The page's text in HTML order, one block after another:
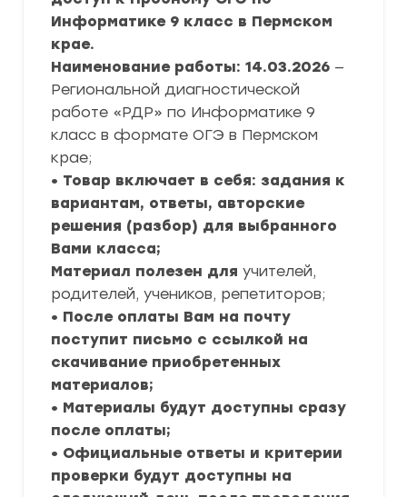
Информатике 9 класс в Пермском
крае.
Наименование работы: 14.03.2026 —
Региональной диагностической
работе «РДР» по Информатике 9
класс в формате ОГЭ в Пермском
крае;
• Товар включает в себя: задания к
вариантам, ответы, авторские
решения (разбор) для выбранного
Вами класса;
Материал полезен для учителей,
родителей, учеников, репетиторов;
• После оплаты Вам на почту
поступит письмо с ссылкой на
скачивание приобретенных
материалов;
• Материалы будут доступны сразу
после оплаты;
• Официальные ответы и критерии
проверки будут доступны на